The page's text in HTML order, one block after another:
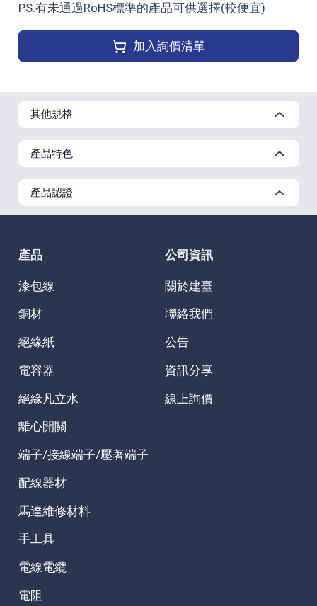
PS.有未通過RoHS標準的產品可供選擇(較便宜)
加入詢價清單
其他規格
產品特色
產品認證
產品
漆包線
銅材
絕緣紙
電容器
絕緣凡立水
離心開關
端子/接線端子/壓著端子
配線器材
馬達維修材料
手工具
電線電纜
電阻
公司資訊
關於建臺
聯絡我們
公告
資訊分享
線上詢價